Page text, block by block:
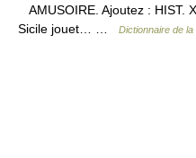
AMUSOIRE. Ajoutez : HIST.
Sicile jouet… …
Dictionnaire de